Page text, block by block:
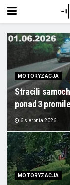
MOTORYZACJA
Stracili
ponad 3
6 sierpnia 2026
MOTORYZACJA